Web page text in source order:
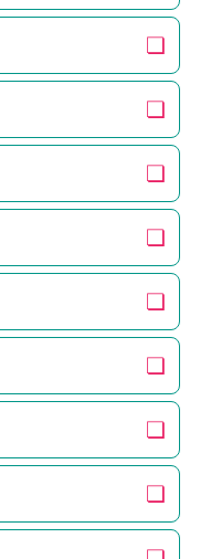
❏
❏
❏
❏
❏
❏
❏
❏